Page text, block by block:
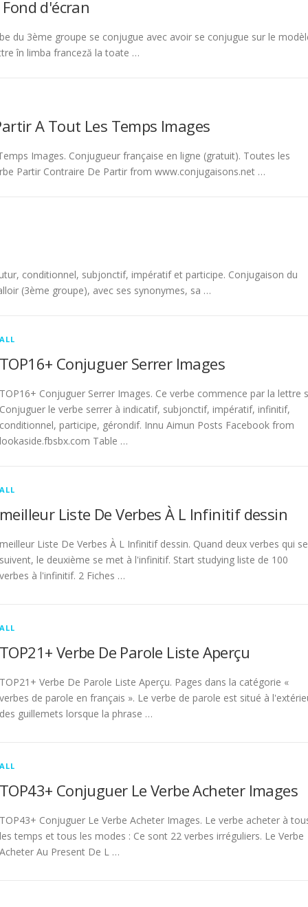
d'écran
du 3ème groupe se conjugue avec avoir se conjugue sur le
în limba franceză la toate …
A Tout Les Temps Images
Images. Conjugueur française en ligne (gratuit). Toutes les
Partir Contraire De Partir from www.conjugaisons.net …
conditionnel, subjonctif, impératif et participe. Conjugaison du
(3ème groupe), avec ses synonymes, sa …
ALL
TOP16+ Conjuguer Serrer Images
TOP16+ Conjuguer Serrer Images. Ce verbe commence par la lettre
Conjuguer le verbe serrer à indicatif, subjonctif, impératif, infinitif,
conditionnel, participe, gérondif. Innu Aimun Posts Facebook from
lookaside.fbsbx.com Table …
ALL
meilleur Liste De Verbes À L Infinitif dessin
meilleur Liste De Verbes À L Infinitif dessin. Quand deux verbes qui se
suivent, le deuxième se met à l'infinitif. Start studying liste de 100
verbes à l'infinitif. 2 Fiches …
ALL
TOP21+ Verbe De Parole Liste Aperçu
TOP21+ Verbe De Parole Liste Aperçu. Pages dans la catégorie «
verbes de parole en français ». Le verbe de parole est situé à
des guillemets lorsque la phrase …
ALL
TOP43+ Conjuguer Le Verbe Acheter Images
TOP43+ Conjuguer Le Verbe Acheter Images. Le verbe acheter à
les temps et tous les modes : Ce sont 22 verbes irréguliers. Le Verbe
Acheter Au Present De L …